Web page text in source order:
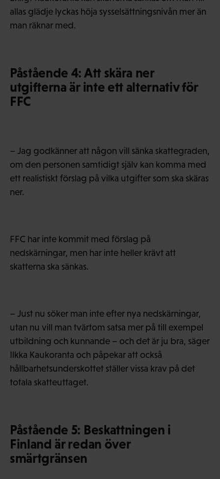
allas glädje lyckas höja sysselsättningsnivån mer än
man räknar med.
Påstående 4: Att skära ner
utgifterna är inte ett alternativ för
FFC
– Jag godkänner att någon vill sänka skattegraden,
om den personen samtidigt själv kan komma med
ett realistiskt förslag på vilka utgifter som ska skäras
ner.
FFC har inte kommit med förslag på
nedskärningar, men har inte heller krävt att
skatterna ska sänkas.
– Just nu söker man inte efter nya nedskärningar,
utan nu vill man tvärtom satsa mer på till exempel
utbildning och kunnande – och det är ju bra, säger
Ilkka Kaukoranta och påpekar att också
hållbarhetsunderskottet ställer vissa krav på det
totala skatteuttaget.
Påstående 5: Beskattningen i
Finland är redan över
smärtgränsen